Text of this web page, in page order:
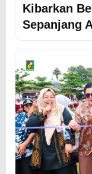
Kibarkan
Sepanjang